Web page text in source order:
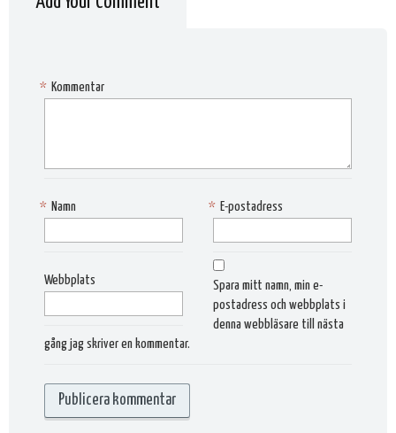
Kommentar
*
Namn
* E-postadress
*
Webbplats
Spara mitt namn, min e-
postadress och webbplats i
denna webbläsare till nästa
gång jag skriver en kommentar.